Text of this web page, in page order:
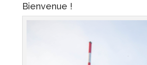
Bienvenue !